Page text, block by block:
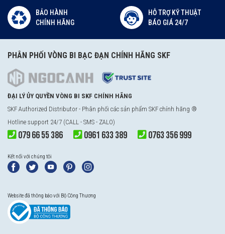
BẢO HÀNH
CHÍNH HÃNG
HỖ TRỢ KỸ THUẬT
BÁO GIÁ 24/7
PHÂN PHỐI VÒNG BI BẠC ĐẠN CHÍNH HÃNG SKF
ĐẠI LÝ ỦY QUYỀN VÒNG BI SKF CHÍNH HÃNG
SKF Authorized Distributor - Phân phối các sản phẩm SKF chính hãng ®
Hotline support 24/7 (CALL - SMS - ZALO)
079 66 55 386 0961 633 389 0763 356 999
Kết nối với chúng tôi
Website đã thông báo với Bộ Công Thương